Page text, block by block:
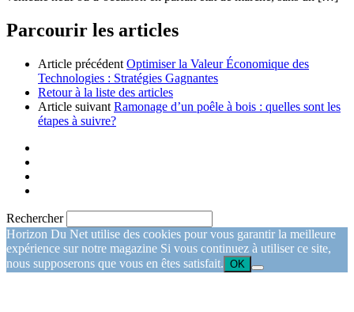
Parcourir les articles
Article précédent Optimiser la Valeur Économique des
Technologies : Stratégies Gagnantes
Retour à la liste des articles
Article suivant Ramonage d’un poêle à bois : quelles sont les
étapes à suivre?
Rechercher
Horizon Du Net utilise des cookies pour vous garantir la meilleure
expérience sur notre magazine Si vous continuez à utiliser ce site,
nous supposerons que vous en êtes satisfait. OK